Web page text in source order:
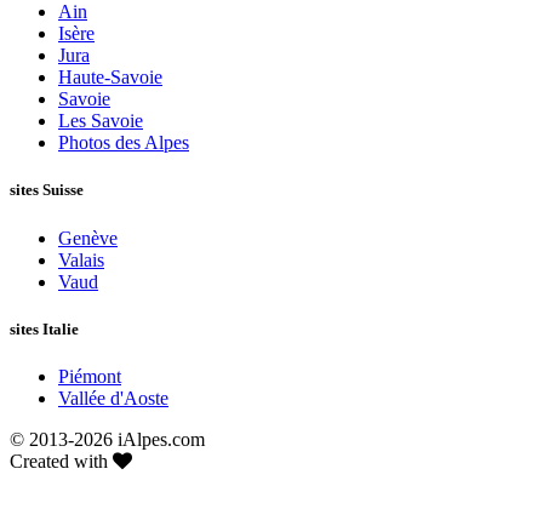
Ain
Isère
Jura
Haute-Savoie
Savoie
Les Savoie
Photos des Alpes
sites Suisse
Genève
Valais
Vaud
sites Italie
Piémont
Vallée d'Aoste
© 2013-2026 iAlpes.com
Created with